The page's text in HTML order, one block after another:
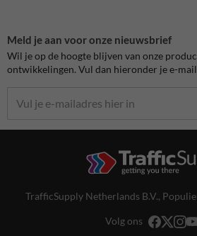
Meld je aan voor onze nieuwsbrief
Wil je op de hoogte blijven van onze
ontwikkelingen. Vul dan hieronder je e-
TrafficSupply Netherlands B.V.,
Volg ons